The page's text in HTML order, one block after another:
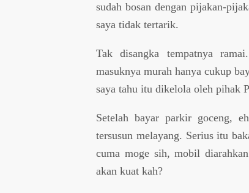
sudah bosan dengan pijakan-
saya tidak tertarik.
Tak disangka tempatnya
masuknya murah hanya cukup
saya tahu itu dikelola oleh pihak
Setelah bayar parkir goceng,
tersusun melayang. Serius itu
cuma moge sih, mobil
akan kuat kah?